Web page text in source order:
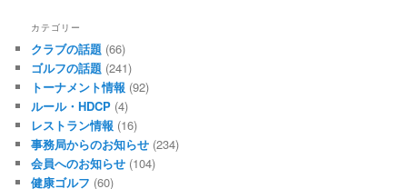
カテゴリー
クラブの話題 (66)
ゴルフの話題 (241)
トーナメント情報 (92)
ルール・HDCP (4)
レストラン情報 (16)
事務局からのお知らせ (234)
会員へのお知らせ (104)
健康ゴルフ (60)